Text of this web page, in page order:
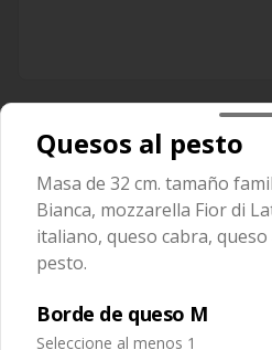
Ravioli Cabra
Pasta rellena con queso de cabra y
aceitunas
Ravioli Napolitano
Quesos al pesto
Masa de 32 cm. tamaño
Bianca, mozzarella Fior di
italiano, queso cabra,
pesto.
Borde de queso M
Seleccione al menos 1